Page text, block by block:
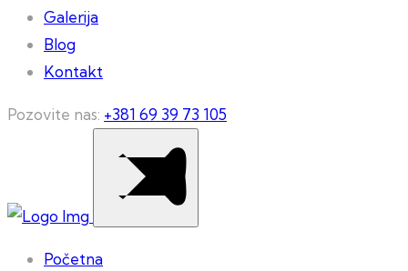
Galerija
Blog
Kontakt
Pozovite nas: +381 69 39 73 105
Početna